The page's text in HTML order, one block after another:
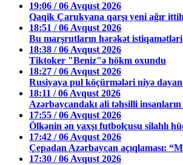
19:06 / 06 Avqust 2026
Qaqik Çarukyana qarşı yeni ağır
18:51 / 06 Avqust 2026
Bu marşrutların hərəkət
18:38 / 06 Avqust 2026
Tiktoker "Beniz"ə hökm oxundu
18:27 / 06 Avqust 2026
Rusiyaya pul köçürmələri niyə
18:11 / 06 Avqust 2026
Azərbaycandakı ali təhsilli
17:55 / 06 Avqust 2026
Ölkənin ən yaxşı futbolçusu silahlı
17:42 / 06 Avqust 2026
Çepadan Azərbaycan açıqlaması:
17:30 / 06 Avqust 2026